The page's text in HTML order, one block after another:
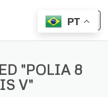
"POLIA 8
V"
PT